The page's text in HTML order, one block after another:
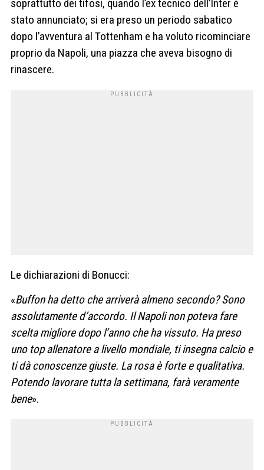
soprattutto dei tifosi, quando l’ex tecnico dell’Inter è
stato annunciato; si era preso un periodo sabatico
dopo l’avventura al Tottenham e ha voluto ricominciare
proprio da Napoli, una piazza che aveva bisogno di
rinascere.
Le dichiarazioni di Bonucci:
«Buffon ha detto che arriverà almeno secondo? Sono
assolutamente d’accordo. Il Napoli non poteva fare
scelta migliore dopo l’anno che ha vissuto. Ha preso
uno top allenatore a livello mondiale, ti insegna calcio e
ti dà conoscenze giuste. La rosa è forte e qualitativa.
Potendo lavorare tutta la settimana, farà veramente
bene».